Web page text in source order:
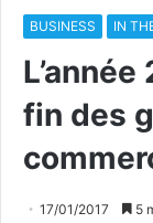
BUSINESS IN
fin des
17/01/2017 5